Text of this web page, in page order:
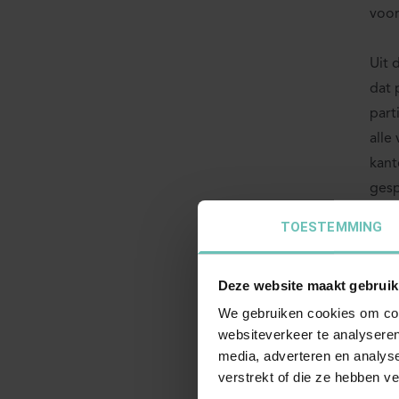
TOESTEMMING
Deze website maakt
We gebruiken cookies om
websiteverkeer te
media, adverteren en
verstrekt of die ze hebben
Uit
dat
alle
van